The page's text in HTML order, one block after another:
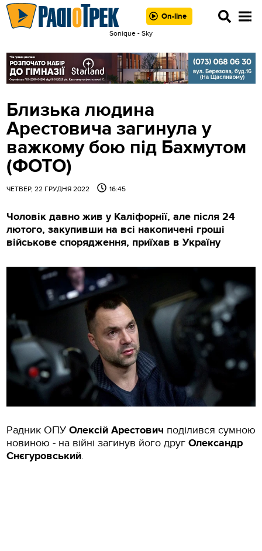
On-line
Sonique - Sky
Близька людина
Арестовича загинула у
важкому бою під Бахмутом
(ФОТО)
ЧЕТВЕР, 22 ГРУДНЯ 2022 16:45
Чоловік давно жив у Каліфорнії, але після 24
лютого, закупивши на всі накопичені гроші
військове спорядження, приїхав в Україну
Радник ОПУОлексій Арестович поділився сумною
новиною - на війні загинув його другОлександр
Снєгуровський.